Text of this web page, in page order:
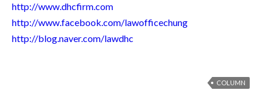
http://www.dhcfirm.com
http://www.facebook.com/lawofficechung
http://blog.naver.com/lawdhc
COLUMN